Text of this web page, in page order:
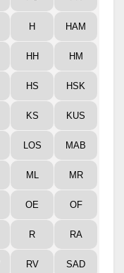
H HAM
HH HM
HS HSK
KS KUS
LOS MAB
ML MR
OE OF
R RA
RV SAD